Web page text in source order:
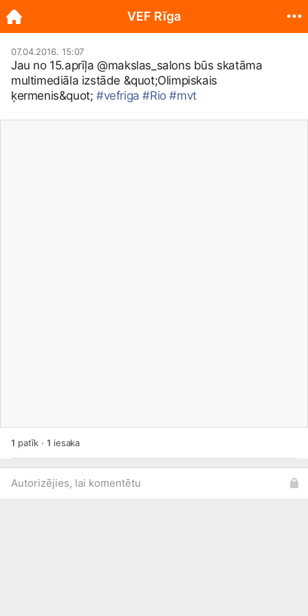
07.04.2016. 15:07
Jau no 15.aprīļa @makslas_salons būs skatāma
multimediāla izstāde &quot;Olimpiskais
ķermenis&quot; #vefriga #Rio #mvt
1 patīk ·1 iesaka
Autorizējies, lai komentētu
VEF Rīga